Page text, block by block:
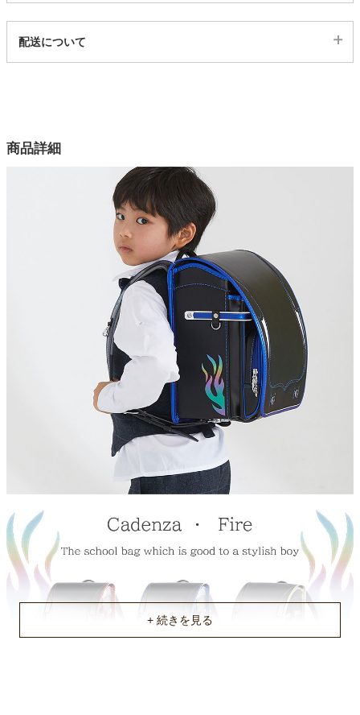
ガーデン
7200015
3色
人工皮革（ポリウレタン）
撥水・耐久性・堅牢度が高い、色落ちしにくい、4万回以上の開
生地の耐寒性マイナス40度、耐熱性60度までクリア
6年（修理保証書が必要）
くつ袋、透明かぶせカバー
約1.2kg
原産国
中国
配送について
商品詳細